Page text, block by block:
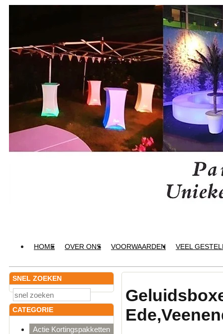
HOME OVER ONS VOORWAARDEN VEEL
SNEL ZOEKEN
CATEGORIE
Actie Kortingspakketten